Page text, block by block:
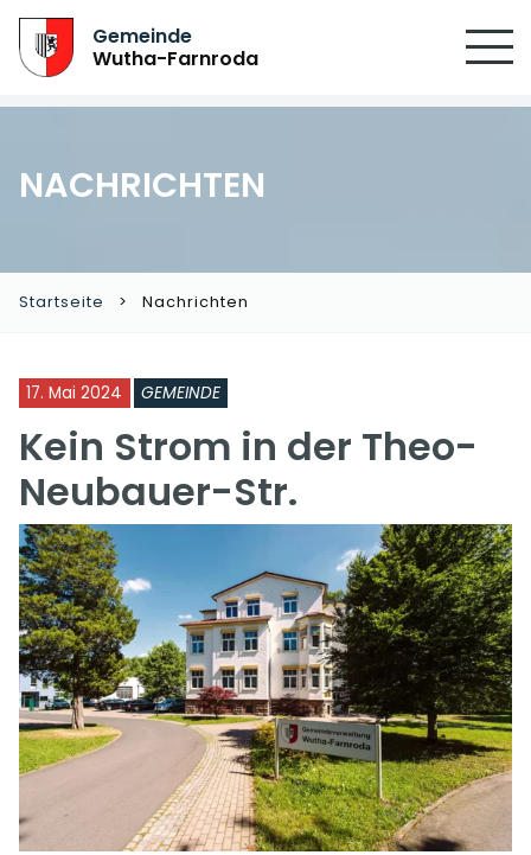
Gemeinde
Wutha-Farnroda
NACHRICHTEN
Startseite Nachrichten
17. Mai 2024 GEMEINDE
Kein Strom in der Theo-
Neubauer-Str.